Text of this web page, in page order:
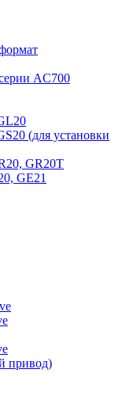
AC700
(для установки
GR20T
GE21
привод)